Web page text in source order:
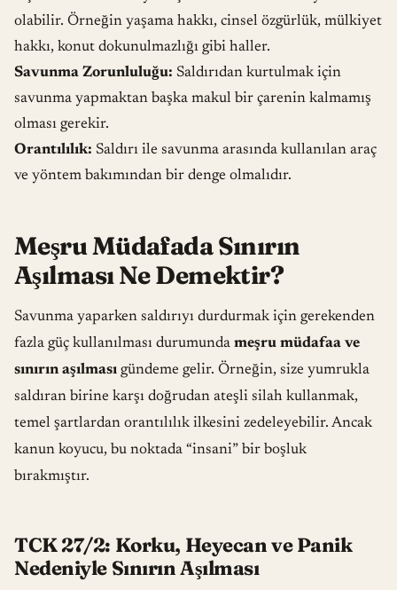
olabilir. Örneğin yaşama hakkı, cinsel özgürlük, mülkiyet
hakkı, konut dokunulmazlığı gibi haller.
Savunma Zorunluluğu: Saldırıdan kurtulmak için
savunma yapmaktan başka makul bir çarenin kalmamış
olması gerekir.
Orantılılık: Saldırı ile savunma arasında kullanılan araç
ve yöntem bakımından bir denge olmalıdır.
Meşru Müdafada Sınırın
Aşılması Ne Demektir?
Savunma yaparken saldırıyı durdurmak için gerekenden
fazla güç kullanılması durumunda meşru müdafaa ve
sınırın aşılması gündeme gelir. Örneğin, size yumrukla
saldıran birine karşı doğrudan ateşli silah kullanmak,
temel şartlardan orantılılık ilkesini zedeleyebilir. Ancak
kanun koyucu, bu noktada “insani” bir boşluk
bırakmıştır.
TCK 27/2: Korku, Heyecan ve Panik
Nedeniyle Sınırın Aşılması